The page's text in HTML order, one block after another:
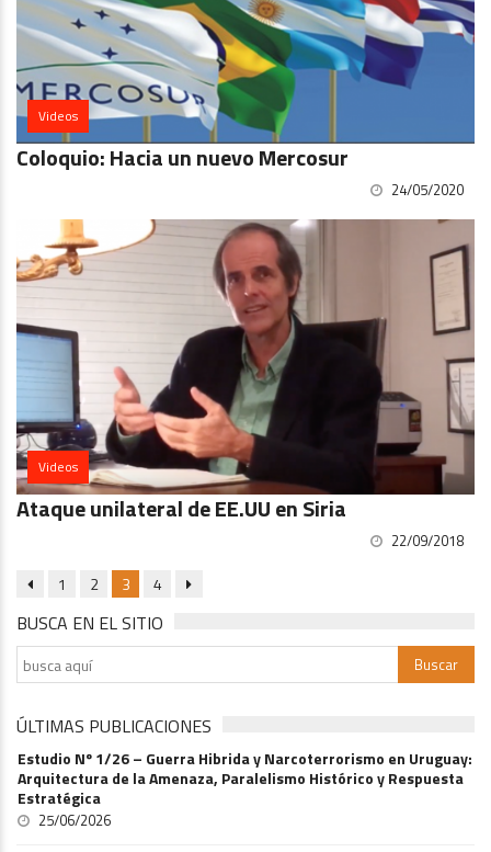
Videos
Coloquio: Hacia un nuevo Mercosur
24/05/2020
Videos
Ataque unilateral de EE.UU en Siria
22/09/2018
1 2 3 4
BUSCA EN EL SITIO
ÚLTIMAS PUBLICACIONES
Estudio Nº 1/26 – Guerra Hibrida y Narcoterrorismo en Uruguay:
Arquitectura de la Amenaza, Paralelismo Histórico y Respuesta
Estratégica
25/06/2026